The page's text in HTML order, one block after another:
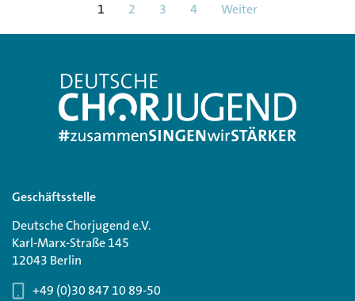
1 2 3 4 Weiter
Geschäftsstelle
Deutsche Chorjugend e.V.
Karl-Marx-Straße 145
12043 Berlin
+49 (0)30 847 10 89-50